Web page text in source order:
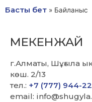
Басты бет » Байланыс
МЕКЕНЖАЙ
г.Алматы, Шұғыла
көш. 2/13
тел.: +7 (777) 944-
email: